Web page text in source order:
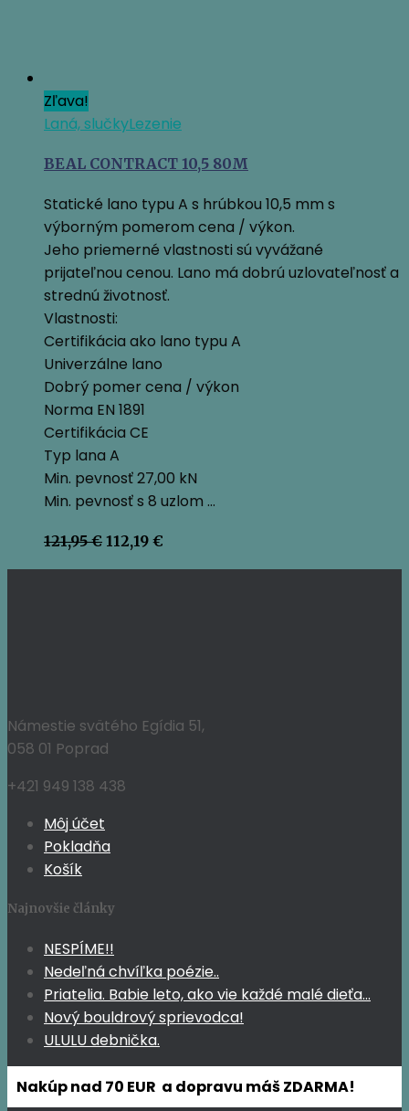
Zľava!
Laná, slučkyLezenie
BEAL CONTRACT 10,5 80M
Statické lano typu A s hrúbkou 10,5 mm s
výborným pomerom cena / výkon.
Jeho priemerné vlastnosti sú vyvážané
prijateľnou cenou. Lano má dobrú uzlovateľnosť a
strednú životnosť.
Vlastnosti:
Certifikácia ako lano typu A
Univerzálne lano
Dobrý pomer cena / výkon
Norma EN 1891
Certifikácia CE
Typ lana A
Min. pevnosť 27,00 kN
Min. pevnosť s 8 uzlom …
121,95€ Pôvodná
112,19 €
Námestie svätého Egídia 51,
058 01 Poprad
+421 949 138 438
Môj účet
Pokladňa
Košík
Najnovšie články
NESPÍME!!
Nedeľná chvíľka poézie..
Priatelia. Babie leto, ako vie každé malé dieťa…
Nový bouldrový sprievodca!
ULULU debnička.
Nakúp nad 70 EUR a dopravu máš ZDARMA!